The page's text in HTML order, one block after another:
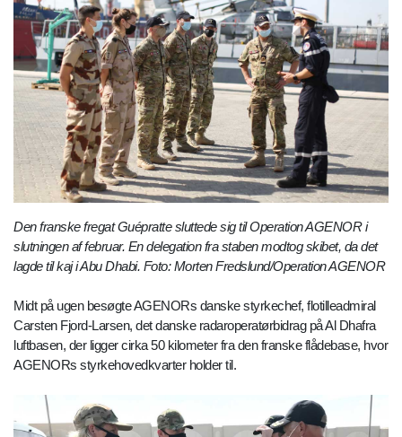
Den franske fregat Guépratte sluttede sig til Operation AGENOR i
slutningen af februar. En delegation fra staben modtog skibet, da det
lagde til kaj i Abu Dhabi. Foto: Morten Fredslund/Operation AGENOR
Midt på ugen besøgte AGENORs danske styrkechef, flotilleadmiral
Carsten Fjord-Larsen, det danske radaroperatørbidrag på Al Dhafra
luftbasen, der ligger cirka 50 kilometer fra den franske flådebase, hvor
AGENORs styrkehovedkvarter holder til.